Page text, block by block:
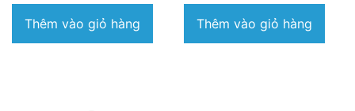
Thêm vào giỏ hàng Thêm vào giỏ hàng